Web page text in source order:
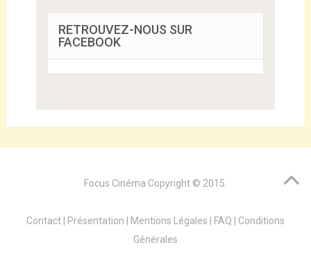
RETROUVEZ-NOUS SUR
FACEBOOK
Focus Cinéma Copyright © 2015.
Contact | Présentation | Mentions Légales | FAQ | Conditions
Générales